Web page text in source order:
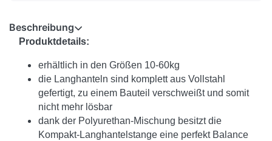
Beschreibung
Produktdetails:
erhältlich in den Größen 10-60kg
die Langhanteln sind komplett aus Vollstahl
gefertigt, zu einem Bauteil verschweißt und somit
nicht mehr lösbar
dank der Polyurethan-Mischung besitzt die
Kompakt-Langhantelstange eine perfekt Balance